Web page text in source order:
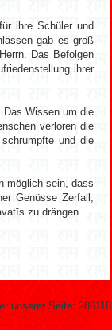
ihre Schüler und
gab es groß
Das Befolgen
ihrer
Das Wissen um die
verloren die
und die
möglich sein, dass
Genüsse Zerfall,
zu drängen.
unserer Seite: 286118